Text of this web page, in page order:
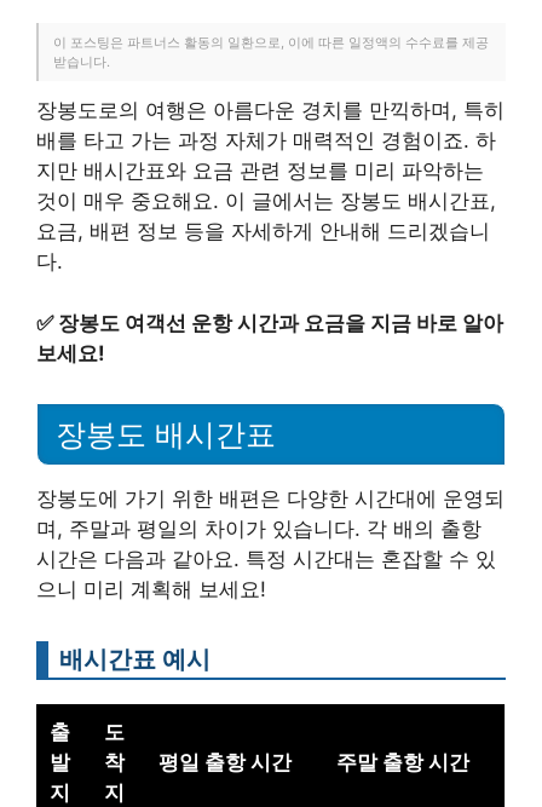
이 포스팅은 파트너스 활동의 일환으로, 이에 따른 일정액의 수수료를 제공
받습니다.
장봉도로의 여행은 아름다운 경치를 만끽하며, 특히
배를 타고 가는 과정 자체가 매력적인 경험이죠. 하
지만 배시간표와 요금 관련 정보를 미리 파악하는
것이 매우 중요해요. 이 글에서는 장봉도 배시간표,
요금, 배편 정보 등을 자세하게 안내해 드리겠습니
다.
✅ 장봉도 여객선 운항 시간과 요금을 지금 바로 알아
보세요!
장봉도 배시간표
장봉도에 가기 위한 배편은 다양한 시간대에 운영되
며, 주말과 평일의 차이가 있습니다. 각 배의 출항
시간은 다음과 같아요. 특정 시간대는 혼잡할 수 있
으니 미리 계획해 보세요!
배시간표 예시
출
발
지
도
착
지
평일 출항 시간 주말 출항 시간